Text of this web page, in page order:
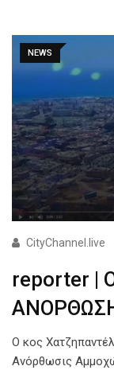
NEWS
CityChannel.live
reporter |
Ο κος
Ανόρθωσις